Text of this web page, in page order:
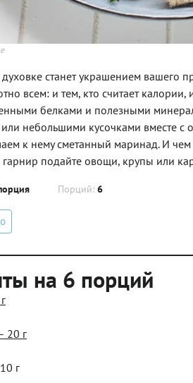
станет украшением вашего
всем: и тем, кто считает
белками и полезными
небольшими кусочками вместе
к нему сметанный маринад. И
подайте овощи, крупы или
Порций: 6
на 6 порций
20 г
г